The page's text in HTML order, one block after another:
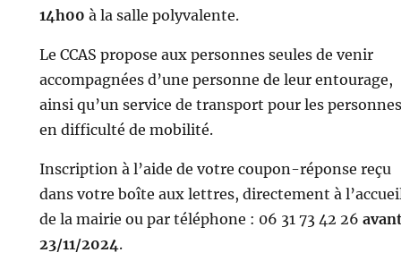
14h00 à la salle polyvalente.
Le CCAS propose aux personnes seules de venir
accompagnées d’une personne de leur entourage,
ainsi qu’un service de transport pour les personnes
en difficulté de mobilité.
Inscription à l’aide de votre coupon-réponse reçu
dans votre boîte aux lettres, directement à
de la mairie ou par téléphone : 06 31 73 42 26
23/11/2024.